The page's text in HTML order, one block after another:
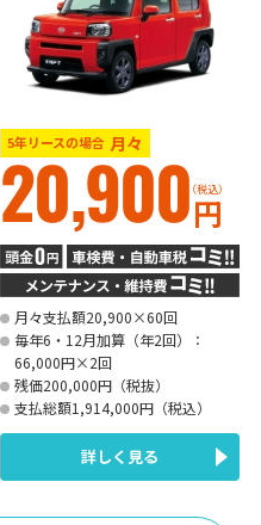
5年リースの場合 月々
20,900円
（税込）
月々支払額20,900×60回
毎年6・12月加算（年2回）：
66,000円×2回
残価200,000円（税抜）
支払総額1,914,000円（税込）
詳しく見る